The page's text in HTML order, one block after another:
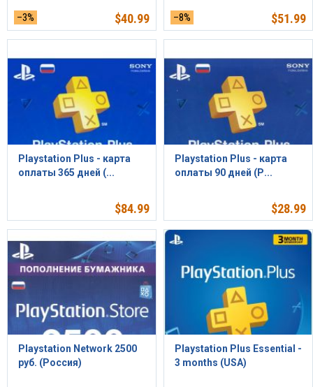
–3% $40.99 –8% $51.99
Playstation Plus - карта
оплаты 365 дней (...
$84.99
Playstation Plus - карта
оплаты 90 дней (Р...
$28.99
Playstation Network 2500
руб. (Россия)
Playstation Plus Essential -
3 months (USA)